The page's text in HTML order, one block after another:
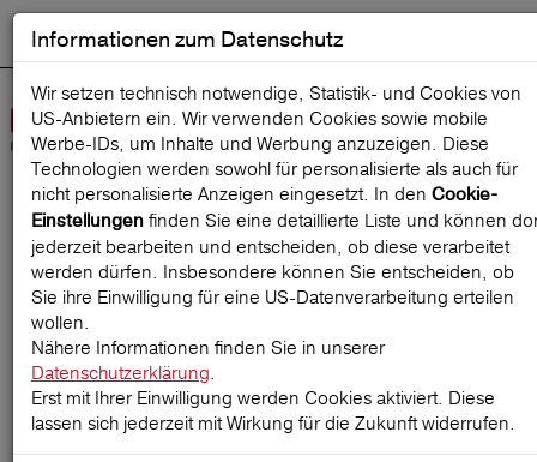
Suche starten
Startseite ReiseMagazin
Handgepäck-Regeln
2026: Das gilt für Maße,
Gewicht und Flüssigkeiten
Informationen zum Datenschutz
Wir setzen technisch notwendige, Statistik- und Cookies von
US-Anbietern ein. Wir verwenden Cookies sowie mobile
Werbe‑IDs, um Inhalte und Werbung anzuzeigen. Diese
Technologien werden sowohl für personalisierte als auch für
nicht personalisierte Anzeigen eingesetzt. In den Cookie-
Einstellungen finden Sie eine detaillierte Liste und können
jederzeit bearbeiten und entscheiden, ob diese verarbeitet
werden dürfen. Insbesondere können Sie entscheiden, ob
Sie ihre Einwilligung für eine US-Datenverarbeitung erteilen
wollen.
Nähere Informationen finden Sie in unserer
Datenschutzerklärung.
Erst mit Ihrer Einwilligung werden Cookies aktiviert. Diese
lassen sich jederzeit mit Wirkung für die Zukunft widerrufen.